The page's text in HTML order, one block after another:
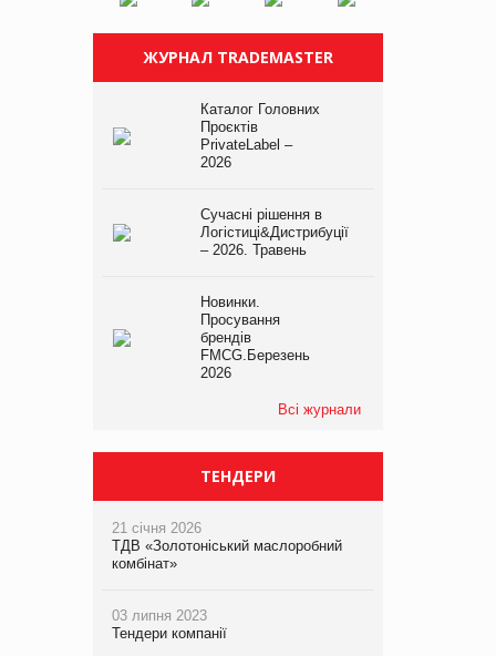
ЖУРНАЛ TRADEMASTER
Каталог Головних
Проєктів
PrivateLabel –
2026
Сучасні рішення в
Логістиці&Дистрибуції
– 2026. Травень
Новинки.
Просування
брендів
FMCG.Березень
2026
Всі журнали
ТЕНДЕРИ
21 січня 2026
ТДВ «Золотоніський маслоробний
комбінат»
03 липня 2023
Тендери компанії